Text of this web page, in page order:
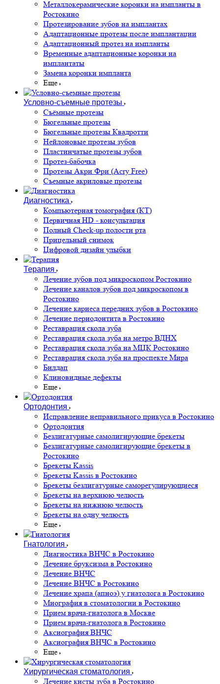
Металлокерамические коронки на импланты в
Ростокино
Протезирование зубов на имплантах
Адаптационные протезы после имплантации
Адаптационный протез на импланты
Временные адаптационные коронки на
имплантаты
Замена коронки импланта
Еще
Условно-съемные протезы
Съёмные протезы
Бюгельные протезы
Бюгельные протезы Квадротти
Нейлоновые протезы зубов
Пластинчатые протезы зубов
Протез-бабочка
Протезы Акри Фри (Acry Free)
Съемные акриловые протезы
Диагностика
Компьютерная томография (КТ)
Первичная HD - консультация
Полный Check-up полости рта
Прицельный снимок
Цифровой дизайн улыбки
Терапия
Лечение зубов под микроскопом Ростокино
Лечение каналов зубов под микроскопом в
Ростокино
Лечение кариеса передних зубов в Ростокино
Лечение периодонтита в Ростокино
Реставрация скола зуба
Реставрация скола зуба на метро ВДНХ
Реставрация скола зуба на МЦК Ростокино
Реставрация скола зуба на проспекте Мира
Билдап
Клиновидные дефекты
Еще
Ортодонтия
Исправление неправильного прикуса в Ростокино
Ортодонтия
Безлигатурные самолигирующие брекеты
Безлигатурные самолигирующие брекеты в
Ростокино
Брекеты Kassis
Брекеты Kassis в Ростокино
Брекеты безлигатурные саморегулирующиеся
Брекеты на верхнюю челюсть
Брекеты на нижнюю челюсть
Брекеты на одну челюсть
Еще
Гнатология
Диагностика ВНЧС в Ростокино
Лечение бруксизма в Ростокино
Лечение ВНЧС
Лечение ВНЧС в Ростокино
Лечение храпа (апноэ) у гнатолога в Ростокино
Миография в стоматологии в Ростокино
Прием врача-гнатолога в Москве
Прием врача-гнатолога в Ростокино
Аксиография ВНЧС
Аксиография ВНЧС в Ростокино
Еще
Хирургическая стоматология
Лечение кисты зуба в Ростокино